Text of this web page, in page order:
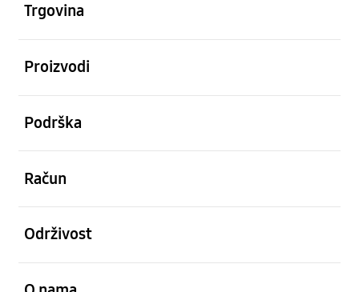
Trgovina
Proizvodi
Podrška
Račun
Održivost